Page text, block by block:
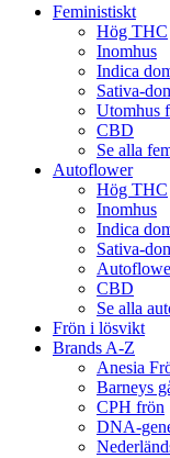
Feministiskt
Hög THC
Inomhus
Indica
Sativa-
Utomhus
CBD
Se alla
Autoflower
Hög THC
Inomhus
Indica
Sativa-
CBD
Se alla
Frön i lösvikt
Brands A-Z
Anesia
Barneys
CPH frön
DNA-